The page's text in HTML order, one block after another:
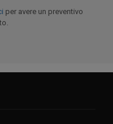
per avere un preventivo